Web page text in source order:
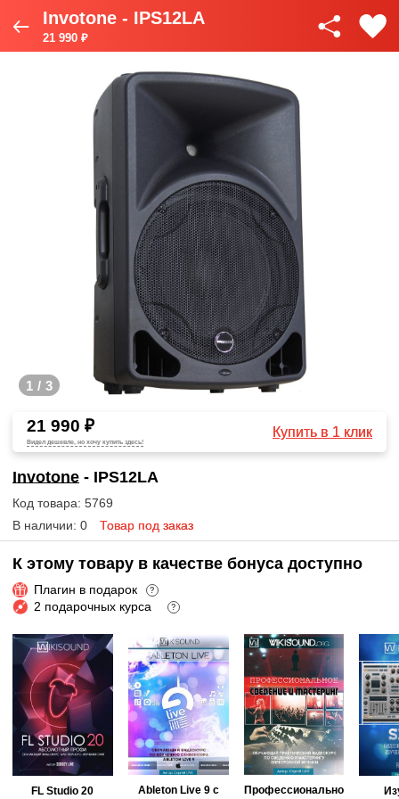
Invotone - IPS12LA
21 990 ₽
1 / 3
21 990 ₽
Видел дешевле, но хочу купить здесь!
Купить в 1 клик
Invotone - IPS12LA
Код товара: 5769
В наличии: 0
Товар под заказ
К этому товару в качестве бонуса доступно
Плагин в подарок ?
2 подарочных курса ?
FL Studio 20
Ableton Live 9 с
Профессионально